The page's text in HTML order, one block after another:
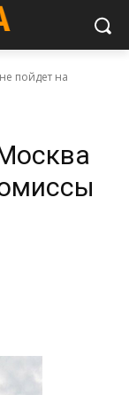
пойдет на